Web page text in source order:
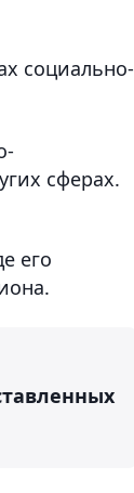
социально-
сферах.
его